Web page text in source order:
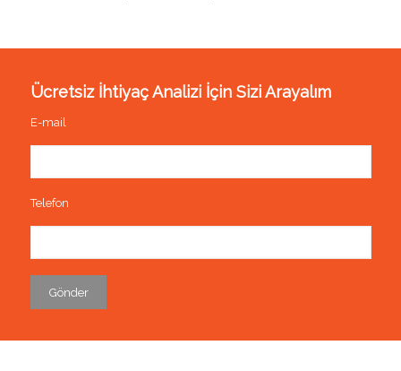
Ücretsiz İhtiyaç Analizi İçin Sizi Arayalım
E-mail
Telefon